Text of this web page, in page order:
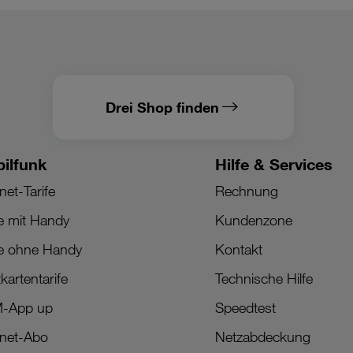
Drei Shop finden
Tarife
mit Handy
ohne Handy
App up
Abo
Hilfe & Services
Rechnung
Kundenzone
Kontakt
Technische Hilfe
Speedtest
Netzabdeckung